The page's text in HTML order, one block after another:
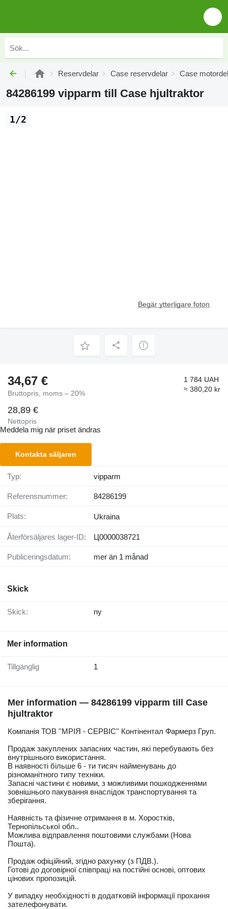
Reservdelar Case reservdelar Case
84286199 vipparm till Case hjultraktor
Begär ytterligare foton
1/2
34,67 €
Bruttopris, moms – 20%
1 784 UAH
≈ 380,20 kr
28,89 €
Nettopris
Meddela mig när priset ändras
Kontakta säljaren
Typ: vipparm
Referensnummer: 84286199
Plats: Ukraina
Återförsäljares lager-ID: Ц0000038721
Publiceringsdatum: mer än 1 månad
Skick
Skick: ny
Mer information
Tillgänglig 1
Mer information — 84286199 vipparm till Case
hjultraktor
Компанія ТОВ ''МРІЯ - СЕРВІС'' Контінентал Фармерз Груп.
Продаж закуплених запасних частин, які перебувають без
внутрішнього використання.
В наявності більше 6 - ти тисяч найменувань до
різноманітного типу техніки.
Запасні частини є новими, з можливими пошкодженнями
зовнішнього пакування внаслідок транспортування та
зберігання.
Наявність та фізичне отримання в м. Хоростків,
Тернопільської обл..
Можлива відправлення поштовими службами (Нова
Пошта).
Продаж офіційний, згідно рахунку (з ПДВ.).
Готові до договірної співпраці на постійні основі, оптових
цінових пропозицій.
У випадку необхідності в додатковій інформації прохання
зателефонувати.